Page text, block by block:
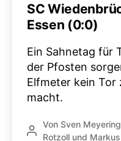
SC
Essen (0:0)
Ein Sahnetag für
der Pfosten
Elfmeter kein Tor
macht.
Beitragsautor
Von Sven Meyering
Rotzoll und